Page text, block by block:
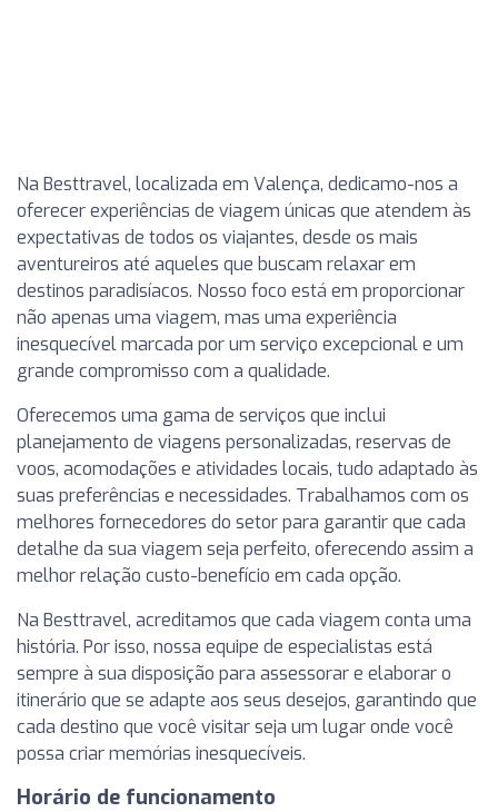
Na Besttravel, localizada em Valença, dedicamo-nos a
oferecer experiências de viagem únicas que atendem às
expectativas de todos os viajantes, desde os mais
aventureiros até aqueles que buscam relaxar em
destinos paradisíacos. Nosso foco está em proporcionar
não apenas uma viagem, mas uma experiência
inesquecível marcada por um serviço excepcional e um
grande compromisso com a qualidade.
Oferecemos uma gama de serviços que inclui
planejamento de viagens personalizadas, reservas de
voos, acomodações e atividades locais, tudo adaptado às
suas preferências e necessidades. Trabalhamos com os
melhores fornecedores do setor para garantir que cada
detalhe da sua viagem seja perfeito, oferecendo assim a
melhor relação custo-benefício em cada opção.
Na Besttravel, acreditamos que cada viagem conta uma
história. Por isso, nossa equipe de especialistas está
sempre à sua disposição para assessorar e elaborar o
itinerário que se adapte aos seus desejos, garantindo que
cada destino que você visitar seja um lugar onde você
possa criar memórias inesquecíveis.
Horário de funcionamento